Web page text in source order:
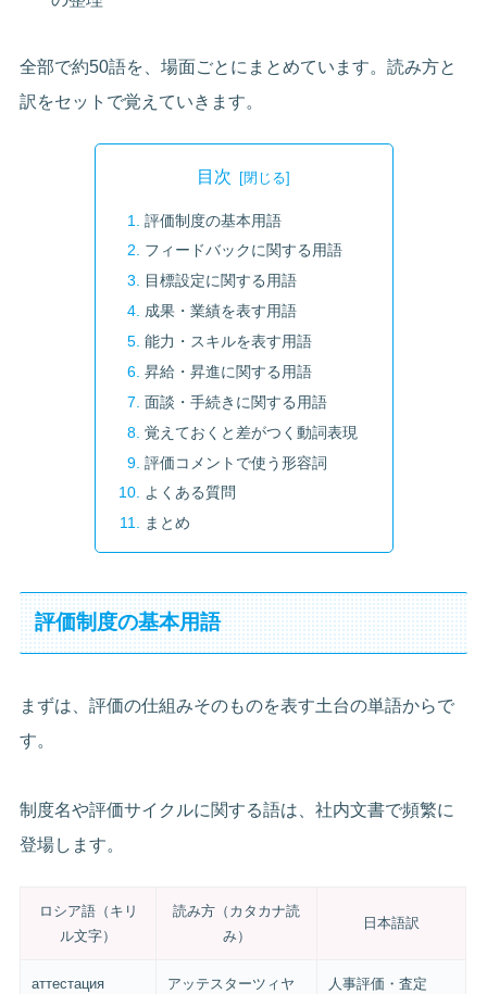
全部で約50語を、場面ごとにまとめています。読み方と
訳をセットで覚えていきます。
目次
評価制度の基本用語
フィードバックに関する用語
目標設定に関する用語
成果・業績を表す用語
能力・スキルを表す用語
昇給・昇進に関する用語
面談・手続きに関する用語
覚えておくと差がつく動詞表現
評価コメントで使う形容詞
よくある質問
まとめ
評価制度の基本用語
まずは、評価の仕組みそのものを表す土台の単語からで
す。
制度名や評価サイクルに関する語は、社内文書で頻繁に
登場します。
ロシア語（キリ
ル文字）
読み方（カタカナ読
み）
日本語訳
аттестация アッテスターツィヤ 人事評価・査定